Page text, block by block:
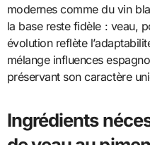
modernes comme du vin
la base reste fidèle : veau,
évolution reflète
mélange influences
préservant son caractère
Ingrédients